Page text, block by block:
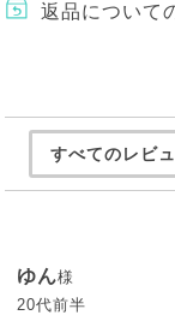
返品について
すべてのレビ
ゆん様
20代前半